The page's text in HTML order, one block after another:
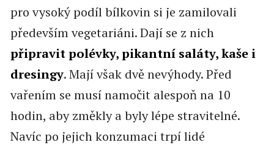
pro vysoký podíl bílkovin si je zamilovali
především vegetariáni. Dají se z nich
připravit polévky, pikantní saláty, kaše i
dresingy. Mají však dvě nevýhody. Před
vařením se musí namočit alespoň na 10
hodin, aby změkly a byly lépe stravitelné.
Navíc po jejich konzumaci trpí lidé